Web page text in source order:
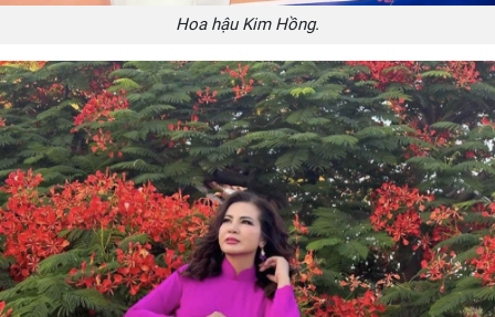
Hoa hậu Kim Hồng.